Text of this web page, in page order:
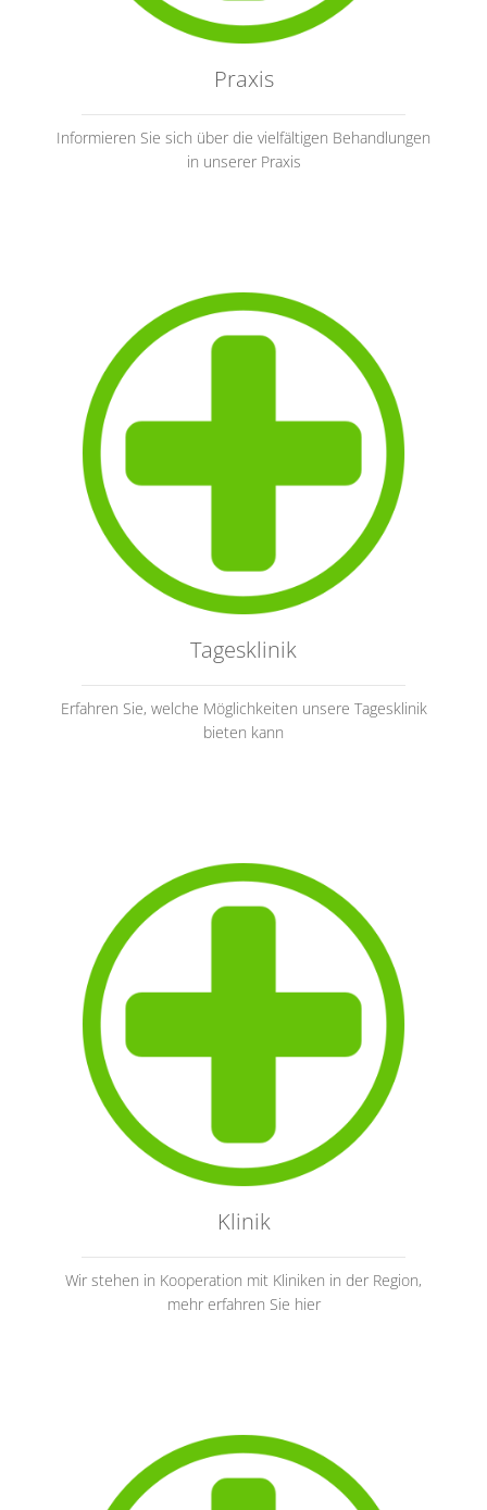
Praxis
Informieren Sie sich über die vielfältigen Behandlungen
in unserer Praxis
Tagesklinik
Erfahren Sie, welche Möglichkeiten unsere Tagesklinik
bieten kann
Klinik
Wir stehen in Kooperation mit Kliniken in der Region,
mehr erfahren Sie hier